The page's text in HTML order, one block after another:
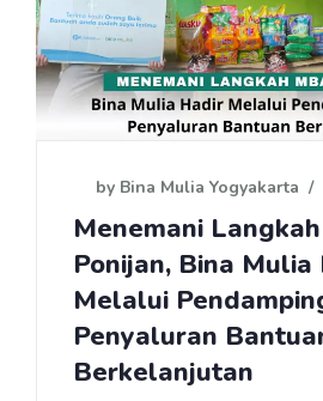
by Bina Mulia Yogyakarta /
Menemani
Ponijan, Bina
Melalui
Penyaluran
Berkelanjutan